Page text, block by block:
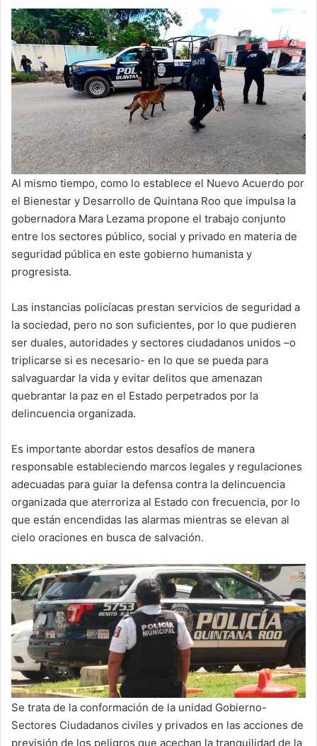
Al mismo tiempo, como lo establece el Nuevo Acuerdo por
el Bienestar y Desarrollo de Quintana Roo que impulsa la
gobernadora Mara Lezama propone el trabajo conjunto
entre los sectores público, social y privado en materia de
seguridad pública en este gobierno humanista y
progresista.
Las instancias policíacas prestan servicios de seguridad a
la sociedad, pero no son suficientes, por lo que pudieren
ser duales, autoridades y sectores ciudadanos unidos –o
triplicarse si es necesario- en lo que se pueda para
salvaguardar la vida y evitar delitos que amenazan
quebrantar la paz en el Estado perpetrados por la
delincuencia organizada.
Es importante abordar estos desafíos de manera
responsable estableciendo marcos legales y regulaciones
adecuadas para guiar la defensa contra la delincuencia
organizada que aterroriza al Estado con frecuencia, por lo
que están encendidas las alarmas mientras se elevan al
cielo oraciones en busca de salvación.
Se trata de la conformación de la unidad Gobierno-
Sectores Ciudadanos civiles y privados en las acciones de
previsión de los peligros que acechan la tranquilidad de la